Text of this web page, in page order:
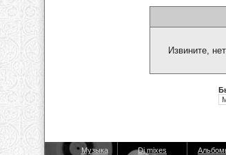
Извините,
Музыка Dj mixes